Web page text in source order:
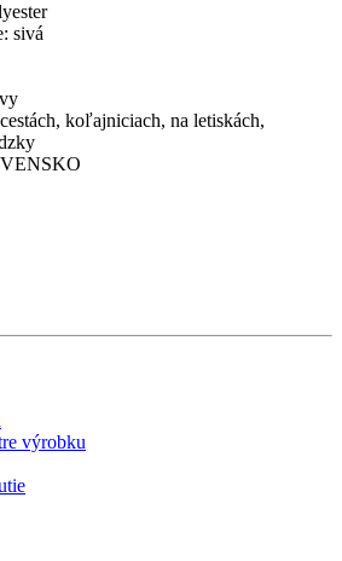
sivá
koľajniciach, na letiskách,
výrobku